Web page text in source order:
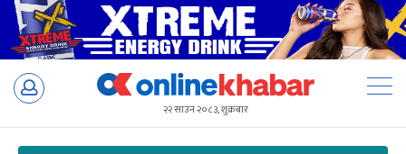
Skip
२२ साउन २०८३, शुक्रबार